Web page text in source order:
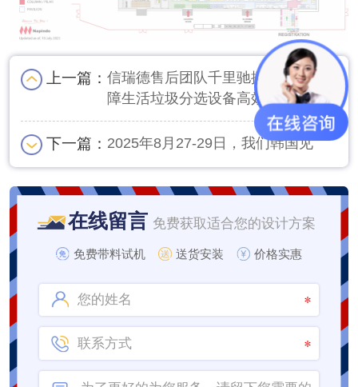
上一篇：信瑞德售后团队千里驰援内蒙古 保
障生活垃圾分选设备高效运行
下一篇： 2025年8月27-29日，我们韩国见
在线留言 免费获取适合您的设计方案
免费带料试机 送货安装 价格实惠